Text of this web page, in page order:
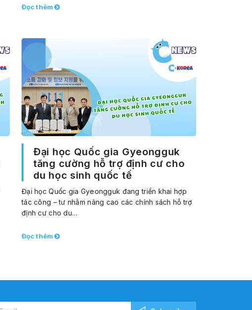
Đọc thêm
Đại học Quốc gia Gyeongguk
tăng cường hỗ trợ định cư cho
du học sinh quốc tế
Đại học Quốc gia Gyeongguk đang triển khai hợp
tác công – tư nhằm nâng cao các chính sách hỗ trợ
định cư cho du…
Đọc thêm